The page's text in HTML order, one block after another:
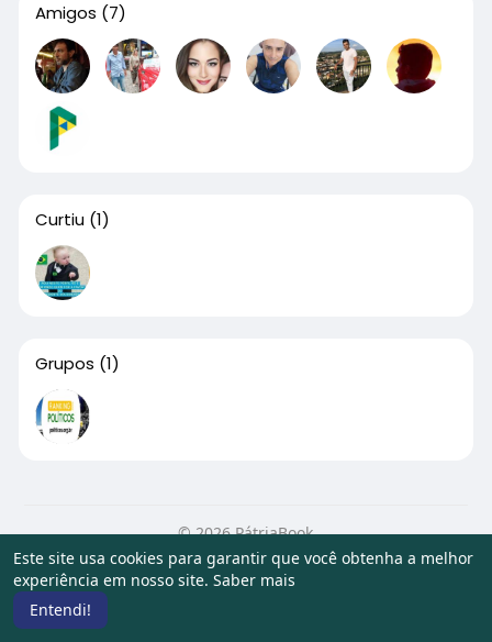
Este site usa cookies para garantir que você obtenha a melhor
experiência em nosso site. Saber mais
Entendi!
Amigos (7)
Curtiu (1)
Grupos (1)
© 2026 PátriaBook
Início
Sobre Contato Privacidade
Termos de Uso
Artigos